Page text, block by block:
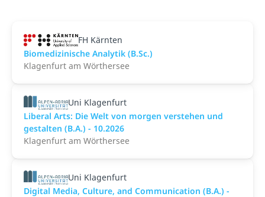
FH Kärnten
Biomedizinische Analytik (B.Sc.)
Klagenfurt am Wörthersee
Uni Klagenfurt
Liberal Arts: Die Welt von morgen verstehen und
gestalten (B.A.) - 10.2026
Klagenfurt am Wörthersee
Uni Klagenfurt
Digital Media, Culture, and Communication (B.A.) -